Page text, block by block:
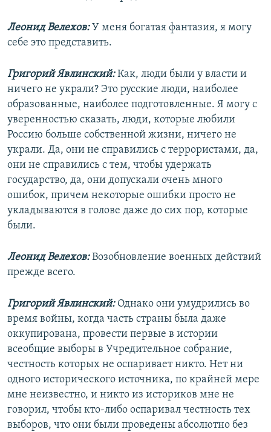
Леонид Велехов: У меня богатая фантазия, я могу
себе это представить.
Григорий Явлинский:Как, люди были у власти и
ничего не украли? Это русские люди, наиболее
образованные, наиболее подготовленные. Я могу с
уверенностью сказать, люди, которые любили
Россию больше собственной жизни, ничего не
украли. Да, они не справились с террористами, да,
они не справились с тем, чтобы удержать
государство, да, они допускали очень много
ошибок, причем некоторые ошибки просто не
укладываются в голове даже до сих пор, которые
были.
Леонид Велехов:Возобновление военных действий
прежде всего.
Григорий Явлинский:Однако они умудрились во
время войны, когда часть страны была даже
оккупирована, провести первые в истории
всеобщие выборы в Учредительное собрание,
честность которых не оспаривает никто. Нет ни
одного исторического источника, по крайней мере
мне неизвестно, и никто из историков мне не
говорил, чтобы кто-либо оспаривал честность тех
выборов, что они были проведены абсолютно без